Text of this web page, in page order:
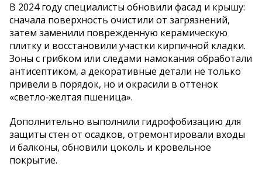
В 2024 году специалисты обновили фасад и крышу:
сначала поверхность очистили от загрязнений,
затем заменили поврежденную керамическую
плитку и восстановили участки кирпичной кладки.
Зоны с грибком или следами намокания обработали
антисептиком, а декоративные детали не только
привели в порядок, но и окрасили в оттенок
«светло‑желтая пшеница».
Дополнительно выполнили гидрофобизацию для
защиты стен от осадков, отремонтировали входы
и балконы, обновили цоколь и кровельное
покрытие.